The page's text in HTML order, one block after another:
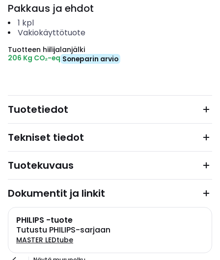
Pakkaus ja ehdot
1 kpl
Vakiokäyttötuote
Tuotteen hiilijalanjälki
206 Kg CO₂-eq Soneparin arvio
Tuotetiedot
Tekniset tiedot
Tuotekuvaus
Dokumentit ja linkit
PHILIPS -tuote
Tutustu PHILIPS-sarjaan
MASTER LEDtube